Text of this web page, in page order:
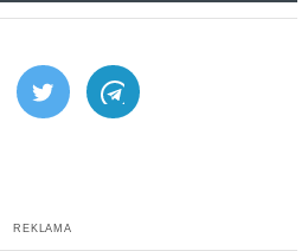
Twitter Telegram
REKLAMA